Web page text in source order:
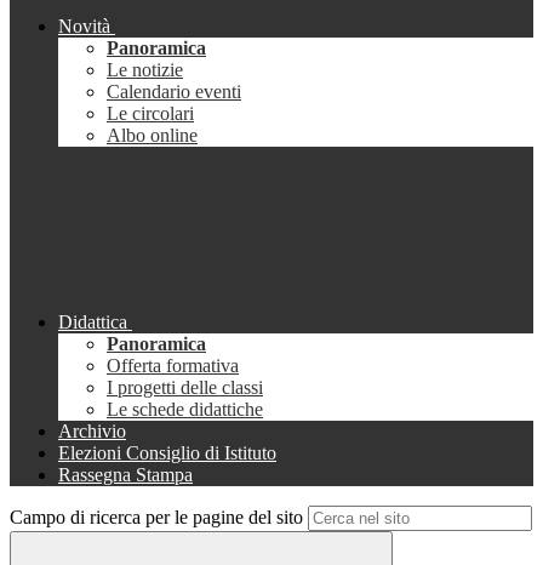
Novità
Panoramica
Le notizie
Calendario eventi
Le circolari
Albo online
Didattica
Panoramica
Offerta formativa
I progetti delle classi
Le schede didattiche
Archivio
Elezioni Consiglio di Istituto
Rassegna Stampa
Campo di ricerca per le pagine del sito